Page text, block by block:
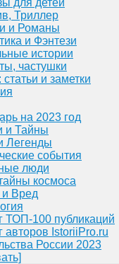
для детей
Триллер
и Романы
и Фэнтези
истории
частушки
статьи и заметки
на 2023 год
и Тайны
Легенды
события
люди
космоса
и Вред
ТОП-100 публикаций
авторов IstoriiPro.ru
России 2023